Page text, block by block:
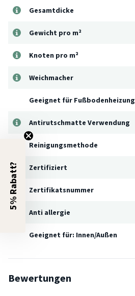
Gesamtdicke
Gewicht pro m²
Knoten pro m²
Weichmacher
Geeignet für Fußbodenheizung
Antirutschmatte Verwendung
Reinigungsmethode
Zertifiziert
Zertifikatsnummer
Anti allergie
Geeignet für: Innen/Außen
Bewertungen
5% Rabatt?